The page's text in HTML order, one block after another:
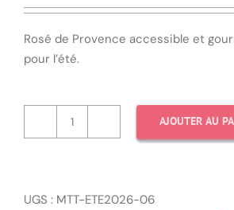
Rosé de Provence accessible et
pour l’été.
quantité
AJOUTER AU
UGS : MTT-ETE2026-06